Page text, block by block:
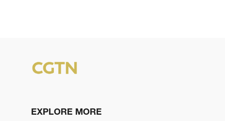
EXPLORE MORE